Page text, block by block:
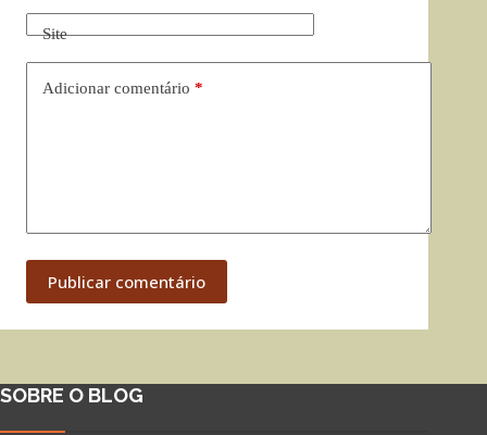
Site
Adicionar comentário *
Publicar comentário
SOBRE O BLOG